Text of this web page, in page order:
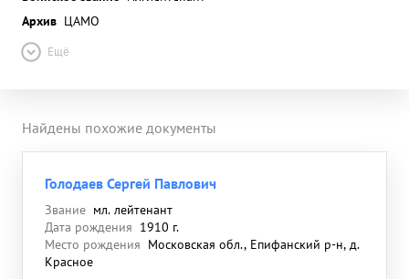
Архив ЦАМО
Ещё
Найдены похожие документы
Голодаев Сергей Павлович
Звание мл. лейтенант
Дата рождения 1910 г.
Место рождения Московская обл., Епифанский р-н, д.
Красное